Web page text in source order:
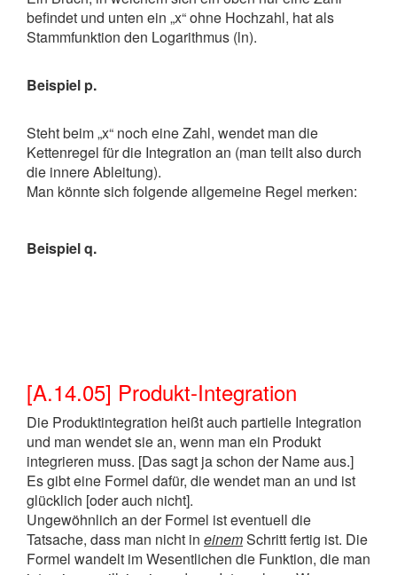
befindet und unten ein „x“ ohne Hochzahl, hat als
Stammfunktion den Logarithmus (ln).
Beispiel p.
Steht beim „x“ noch eine Zahl, wendet man die
Kettenregel für die Integration an (man teilt also durch
die innere Ableitung).
Man könnte sich folgende allgemeine Regel merken:
Beispiel q.
[A.14.05] Produkt-Integration
Die Produktintegration heißt auch partielle Integration
und man wendet sie an, wenn man ein Produkt
integrieren muss. [Das sagt ja schon der Name aus.]
Es gibt eine Formel dafür, die wendet man an und ist
glücklich [oder auch nicht].
Ungewöhnlich an der Formel ist eventuell die
Tatsache, dass man nicht in einemSchritt fertig ist. Die
Formel wandelt im Wesentlichen die Funktion, die man